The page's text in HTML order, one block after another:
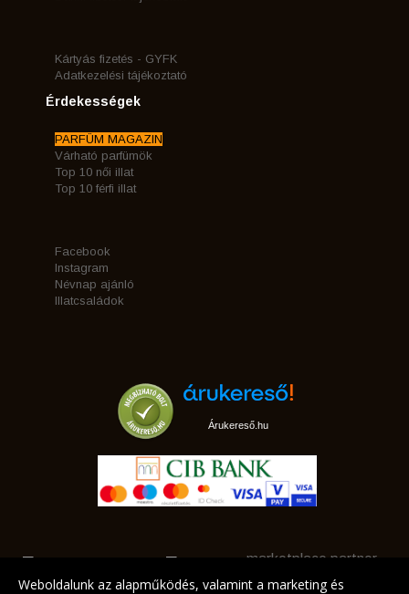
Kártyás fizetés - GYFK
Adatkezelési tájékoztató
Érdekességek
PARFÜM MAGAZIN
Várható parfümök
Top 10 női illat
Top 10 férfi illat
Facebook
Instagram
Névnap ajánló
Illatcsaládok
Árukereső.hu
marketplace partner
Weboldalunk az alapműködés, valamint a marketing és